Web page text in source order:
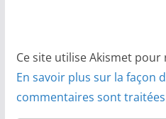
Ce site utilise Akismet
En savoir plus sur la façon
commentaires sont traitées